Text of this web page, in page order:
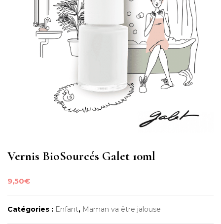
Vernis BioSourcés Galet 10ml
9,50€
Catégories : Enfant, Maman va être jalouse